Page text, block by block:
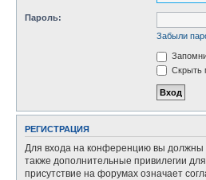
Пароль:
Забыли
Скрыть
РЕГИСТРАЦИЯ
Для входа на конференцию вы должны
также дополнительные привилегии
присутствие на форумах означает